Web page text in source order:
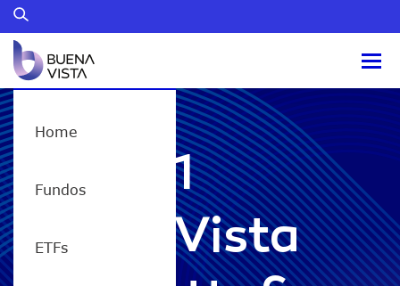
Home
Fundos
ETFs
ETHY11
Buena Vista